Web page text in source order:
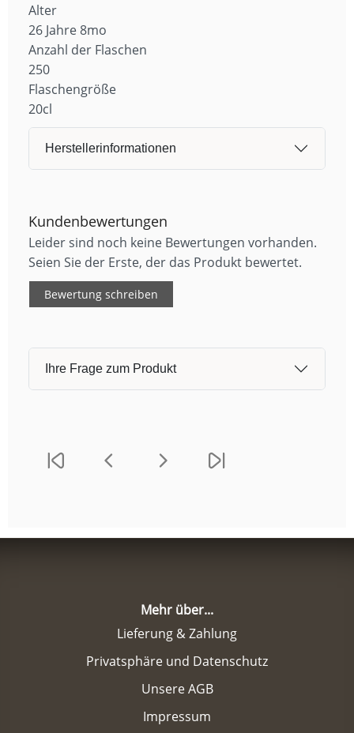
Alter
26 Jahre 8mo
Anzahl der Flaschen
250
Flaschengröße
20cl
Herstellerinformationen
Kundenbewertungen
Leider sind noch keine Bewertungen vorhanden.
Seien Sie der Erste, der das Produkt bewertet.
Bewertung schreiben
Ihre Frage zum Produkt
Mehr über...
Lieferung & Zahlung
Privatsphäre und Datenschutz
Unsere AGB
Impressum